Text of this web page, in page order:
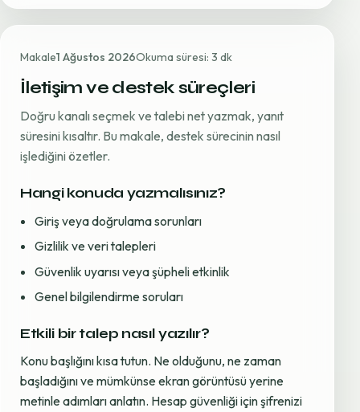
Makale1 Ağustos 2026Okuma süresi: 3 dk
İletişim ve destek süreçleri
Doğru kanalı seçmek ve talebi net yazmak, yanıt
süresini kısaltır. Bu makale, destek sürecinin nasıl
işlediğini özetler.
Hangi konuda yazmalısınız?
Giriş veya doğrulama sorunları
Gizlilik ve veri talepleri
Güvenlik uyarısı veya şüpheli etkinlik
Genel bilgilendirme soruları
Etkili bir talep nasıl yazılır?
Konu başlığını kısa tutun. Ne olduğunu, ne zaman
başladığını ve mümkünse ekran görüntüsü yerine
metinle adımları anlatın. Hesap güvenliği için şifrenizi